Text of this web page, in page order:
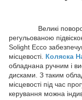
Великі поворотні
регульованою
Solight Ecco
місцевості. Коляска
обладнана ручним і
дисками. З таким
місцевості під час
керування можна